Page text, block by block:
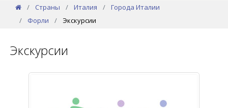
Страны Италия
Города Италии
Форли
Экскурсии
Экскурсии